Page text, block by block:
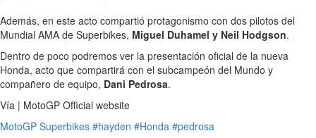
Además, en este acto compartió protagonismo con dos pilotos del
Mundial AMA de Superbikes, Miguel Duhamel y Neil Hodgson.
Dentro de poco podremos ver la presentación oficial de la nueva
Honda, acto que compartirá con el subcampeón del Mundo y
compañero de equipo, Dani Pedrosa.
Vía | MotoGP Official website
MotoGP Superbikes #hayden #Honda #pedrosa